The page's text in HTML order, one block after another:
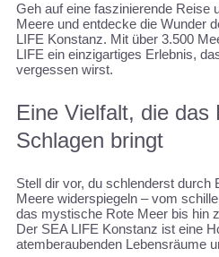
Geh auf eine faszinierende Reise
Meere und entdecke die Wunder
LIFE Konstanz. Mit über 3.500
LIFE ein einzigartiges Erlebnis,
vergessen wirst.
Eine Vielfalt, die das
Schlagen bringt
Stell dir vor, du schlenderst durch
Meere widerspiegeln – vom
das mystische Rote Meer bis hin
Der SEA LIFE Konstanz ist eine
atemberaubenden Lebensräume